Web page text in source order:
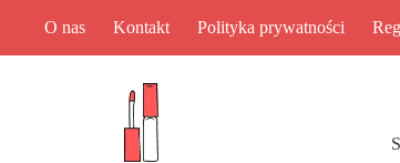
O nas Kontakt Polityka prywatności